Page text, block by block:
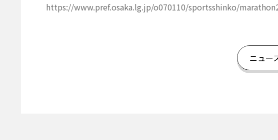
https://www.pref.osaka.lg.jp/o070110/sportsshinko/
ニュー